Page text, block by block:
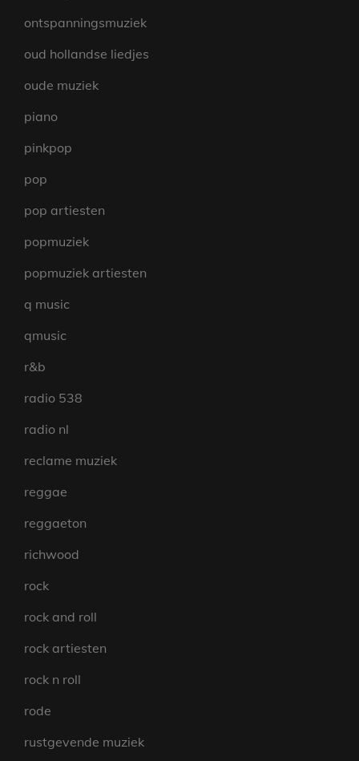
ontspanningsmuziek
oud hollandse liedjes
oude muziek
piano
pinkpop
pop
pop artiesten
popmuziek
popmuziek artiesten
q music
qmusic
r&b
radio 538
radio nl
reclame muziek
reggae
reggaeton
richwood
rock
rock and roll
rock artiesten
rock n roll
rode
rustgevende muziek